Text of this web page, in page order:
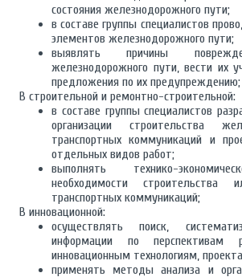
состояния железнодорожного пути;
в составе группы специалистов
элементов железнодорожного пути;
выявлять причины
железнодорожного пути, вести их
предложения по их предупреждению;
В строительной и ремонтно-строительной:
в составе группы специалистов
организации строительства
транспортных коммуникаций и
отдельных видов работ;
выполнять технико-
необходимости строительства
транспортных коммуникаций;
В инновационной:
осуществлять поиск,
информации по перспективам
инновационным технологиям,
применять методы анализа и